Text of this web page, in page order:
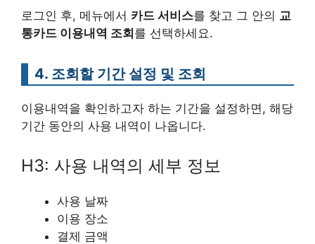
로그인 후, 메뉴에서 카드 서비스를 찾고 그 안의 교
통카드 이용내역 조회 를 선택하세요.
4. 조회할 기간 설정 및 조회
이용내역을 확인하고자 하는 기간을 설정하면, 해당
기간 동안의 사용 내역이 나옵니다.
H3: 사용 내역의 세부 정보
사용 날짜
이용 장소
결제 금액